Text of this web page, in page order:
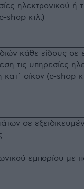
ηλεκτρονικού ή
(e-shop κτλ.)
κάθε είδους σε
τις υπηρεσίες
οίκον (e-shop
σε
εμπορίου με